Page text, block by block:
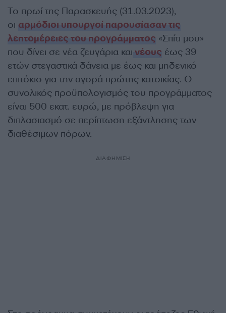
Το πρωί της Παρασκευής (31.03.2023),
οι αρμόδιοι υπουργοί παρουσίασαν τις
λεπτομέρειες του προγράμματος «Σπίτι μου»
που δίνει σε νέα ζευγάρια και νέους έως 39
ετών στεγαστικά δάνεια με έως και μηδενικό
επιτόκιο για την αγορά πρώτης κατοικίας. Ο
συνολικός προϋπολογισμός του προγράμματος
είναι 500 εκατ. ευρώ, με πρόβλεψη για
διπλασιασμό σε περίπτωση εξάντλησης των
διαθέσιμων πόρων.
ΔΙΑΦΗΜΙΣΗ